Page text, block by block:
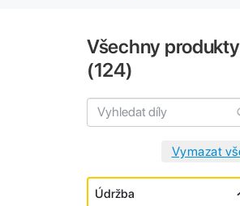
Všechny produkty
(124)
Údržba